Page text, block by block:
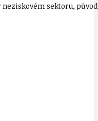
neziskovém sektoru,